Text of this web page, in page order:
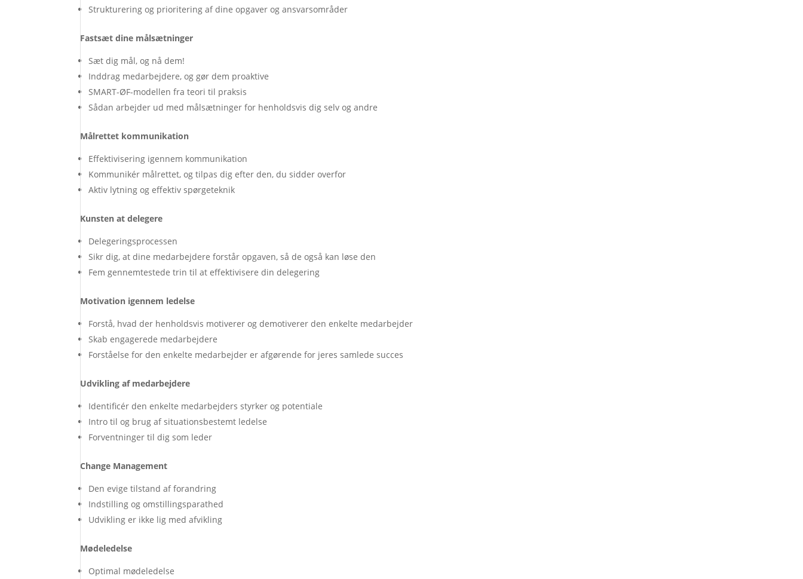
Strukturering og prioritering af dine opgaver og ansvarsområder
Fastsæt dine målsætninger
Sæt dig mål, og nå dem!
Inddrag medarbejdere, og gør dem proaktive
SMART-ØF-modellen fra teori til praksis
Sådan arbejder ud med målsætninger for henholdsvis dig selv og andre
Målrettet kommunikation
Effektivisering igennem kommunikation
Kommunikér målrettet, og tilpas dig efter den, du sidder overfor
Aktiv lytning og effektiv spørgeteknik
Kunsten at delegere
Delegeringsprocessen
Sikr dig, at dine medarbejdere forstår opgaven, så de også kan løse den
Fem gennemtestede trin til at effektivisere din delegering
Motivation igennem ledelse
Forstå, hvad der henholdsvis motiverer og demotiverer den enkelte medarbejder
Skab engagerede medarbejdere
Forståelse for den enkelte medarbejder er afgørende for jeres samlede succes
Udvikling af medarbejdere
Identificér den enkelte medarbejders styrker og potentiale
Intro til og brug af situationsbestemt ledelse
Forventninger til dig som leder
Change Management
Den evige tilstand af forandring
Indstilling og omstillingsparathed
Udvikling er ikke lig med afvikling
Mødeledelse
Optimal mødeledelse